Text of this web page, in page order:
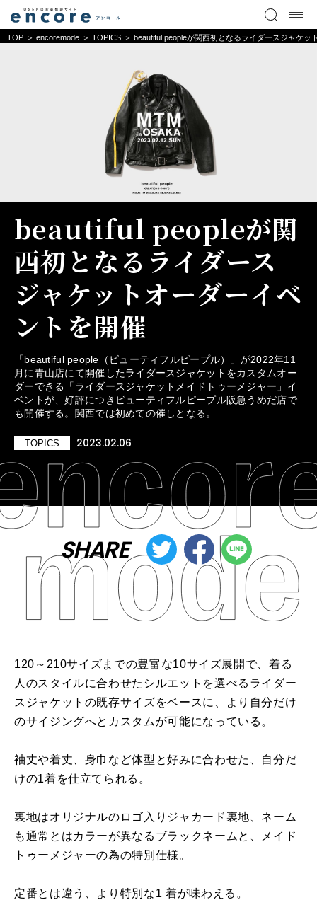
TOP encoremode TOPICS beautiful peopleが関西初となるライダースジャケッ
beautiful peopleが関
西初となるライダース
ジャケットオーダーイベ
ントを開催
「beautiful people（ビューティフルピープル）」が2022年11
月に青山店にて開催したライダースジャケットをカスタムオー
ダーできる「ライダースジャケットメイドトゥーメジャー」イ
ベントが、好評につきビューティフルピープル阪急うめだ店で
も開催する。関西では初めての催しとなる。
TOPICS 2023.02.06
SHARE
120～210サイズまでの豊富な10サイズ展開で、着る
人のスタイルに合わせたシルエットを選べるライダー
スジャケットの既存サイズをベースに、より自分だけ
のサイジングへとカスタムが可能になっている。
袖丈や着丈、身巾など体型と好みに合わせた、自分だ
けの1着を仕立てられる。
裏地はオリジナルのロゴ入りジャカード裏地、ネーム
も通常とはカラーが異なるブラックネームと、メイド
トゥーメジャーの為の特別仕様。
定番とは違う、より特別な1 着が味わえる。